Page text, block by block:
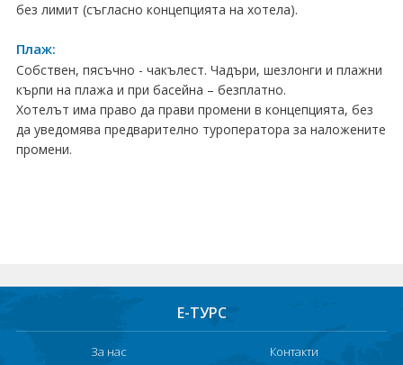
Хотели в България
Хотели в чужбина
ЕЗИКОВО УЧИЛИЩЕ
SUMMER ENGLISH TALENTS ACADEMY
без лимит (съгласно концепцията на хотела).
Плаж:
Собствен, пясъчно - чакълест. Чадъри, шезлонги и плажни
кърпи на плажа и при басейна – безплатно.
Хотелът има право да прави промени в концепцията, без
да уведомява предварително туроператора за наложените
промени.
Е-ТУРС
За нас
Контакти